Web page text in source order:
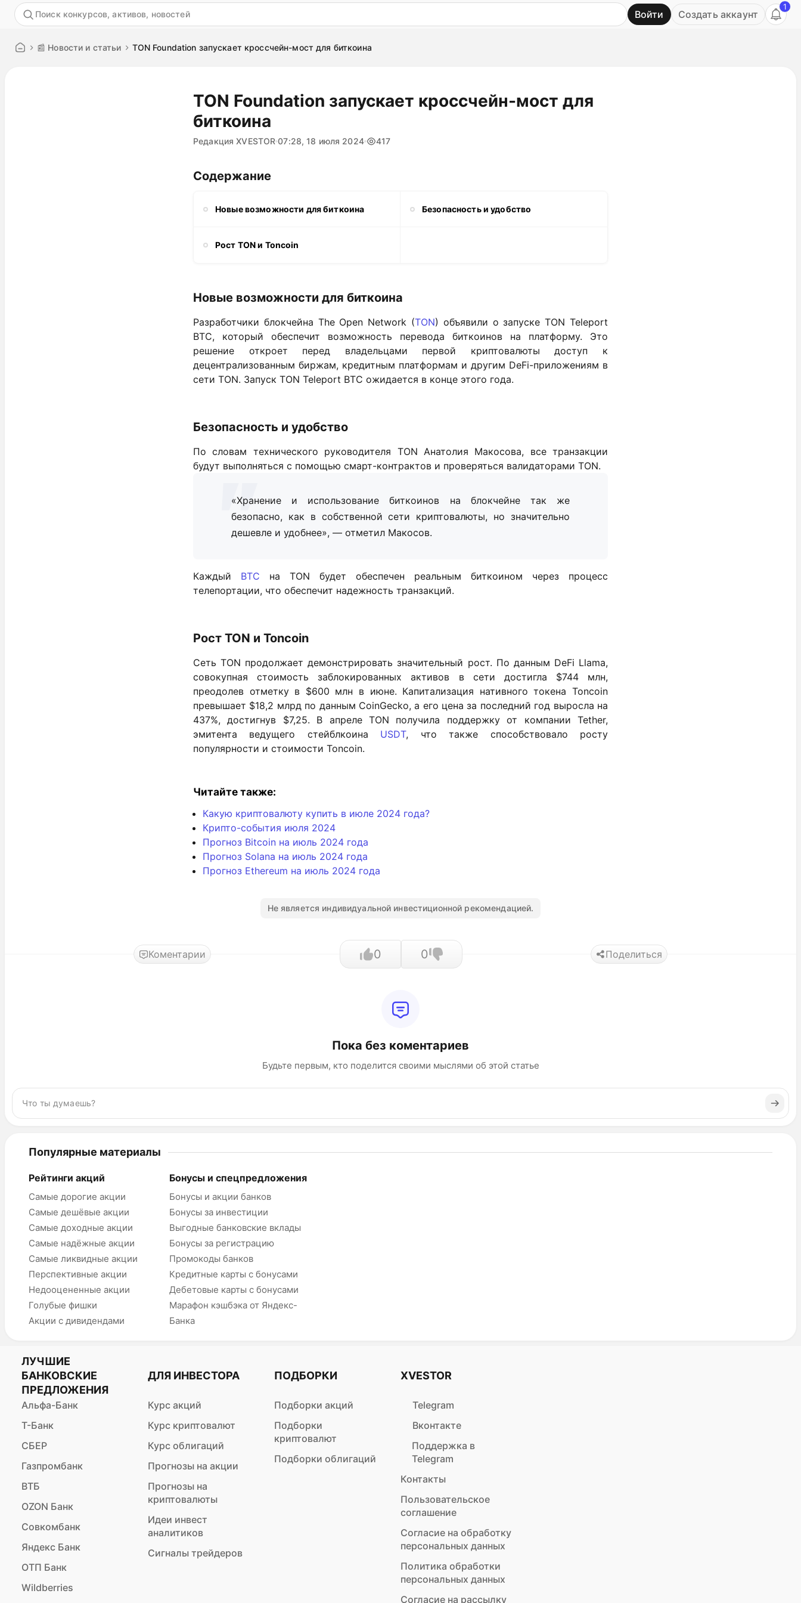
Войти Создать аккаунт
1
📰 Новости и статьи TON Foundation запускает кроссчейн-мост для биткоина
TON Foundation запускает кроссчейн-мост для
биткоина
Редакция XVESTOR 07:28, 18 июля 2024 417
Содержание
Новые возможности для биткоина Безопасность и удобство
Рост TON и Toncoin
Новые возможности для биткоина
Разработчики блокчейна The Open Network (TON) объявили о запуске TON Teleport
BTC, который обеспечит возможность перевода биткоинов на платформу. Это
решение откроет перед владельцами первой криптовалюты доступ к
децентрализованным биржам, кредитным платформам и другим DeFi-приложениям в
сети TON. Запуск TON Teleport BTC ожидается в конце этого года.
Безопасность и удобство
По словам технического руководителя TON Анатолия Макосова, все транзакции
будут выполняться с помощью смарт-контрактов и проверяться валидаторами TON.
«Хранение и использование биткоинов на блокчейне так же
безопасно, как в собственной сети криптовалюты, но значительно
дешевле и удобнее», — отметил Макосов.
Каждый BTC на TON будет обеспечен реальным биткоином через процесс
телепортации, что обеспечит надежность транзакций.
Рост TON и Toncoin
Сеть TON продолжает демонстрировать значительный рост. По данным DeFi Llama,
совокупная стоимость заблокированных активов в сети достигла $744 млн,
преодолев отметку в $600 млн в июне. Капитализация нативного токена Toncoin
превышает $18,2 млрд по данным CoinGecko, а его цена за последний год выросла на
437%, достигнув $7,25. В апреле TON получила поддержку от компании Tether,
эмитента ведущего стейблкоина USDT, что также способствовало росту
популярности и стоимости Toncoin.
Читайте также:
Какую криптовалюту купить в июле 2024 года?
Крипто-события июля 2024
Прогноз Bitcoin на июль 2024 года
Прогноз Solana на июль 2024 года
Прогноз Ethereum на июль 2024 года
Не является индивидуальной инвестиционной рекомендацией.
Коментарии 0 0 Поделиться
Пока без коментариев
Будьте первым, кто поделится своими мыслями об этой статье
Популярные материалы
Рейтинги акций
Самые дорогие акции
Самые дешёвые акции
Самые доходные акции
Самые надёжные акции
Самые ликвидные акции
Перспективные акции
Недооцененные акции
Голубые фишки
Акции с дивидендами
Бонусы и спецпредложения
Бонусы и акции банков
Бонусы за инвестиции
Выгодные банковские вклады
Бонусы за регистрацию
Промокоды банков
Кредитные карты с бонусами
Дебетовые карты с бонусами
Марафон кэшбэка от Яндекс-
Банка
ЛУЧШИЕ
БАНКОВСКИЕ
ПРЕДЛОЖЕНИЯ
Альфа-Банк
Т-Банк
СБЕР
Газпромбанк
ВТБ
OZON Банк
Совкомбанк
Яндекс Банк
ОТП Банк
Wildberries
ДЛЯ ИНВЕСТОРА
Курс акций
Курс криптовалют
Курс облигаций
Прогнозы на акции
Прогнозы на
криптовалюты
Идеи инвест
аналитиков
Сигналы трейдеров
ПОДБОРКИ
Подборки акций
Подборки
криптовалют
Подборки облигаций
XVESTOR
Telegram
Вконтакте
Поддержка в
Telegram
Контакты
Пользовательское
соглашение
Согласие на обработку
персональных данных
Политика обработки
персональных данных
Согласие на рассылку